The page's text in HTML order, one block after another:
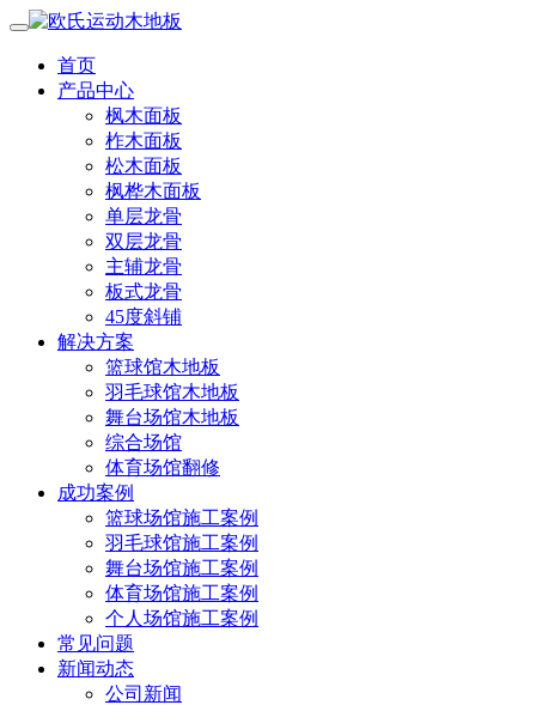
首页
产品中心
枫木面板
柞木面板
松木面板
枫桦木面板
单层龙骨
双层龙骨
主辅龙骨
板式龙骨
45度斜铺
解决方案
篮球馆木地板
羽毛球馆木地板
舞台场馆木地板
综合场馆
体育场馆翻修
成功案例
篮球场馆施工案例
羽毛球馆施工案例
舞台场馆施工案例
体育场馆施工案例
个人场馆施工案例
常见问题
新闻动态
公司新闻